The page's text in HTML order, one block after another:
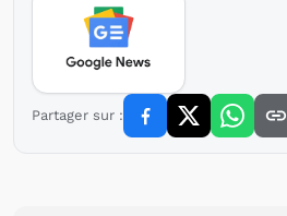
Partager sur :